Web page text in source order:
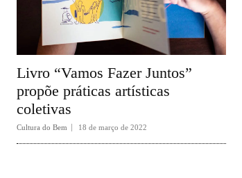
Livro “Vamos Fazer Juntos”
propõe práticas artísticas
coletivas
Cultura do Bem 18 de março de 2022